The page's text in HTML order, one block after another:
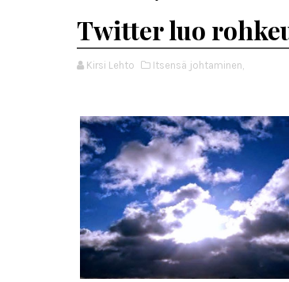
Twitter luo
Kirsi Lehto Itsensä johtaminen,